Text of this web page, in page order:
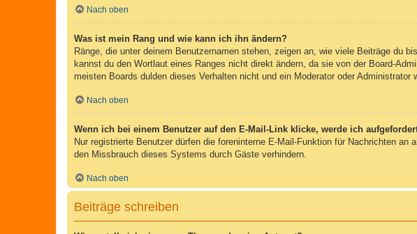
Nach oben
Was ist mein Rang und wie kann ich ihn ändern?
Ränge, die unter deinem Benutzernamen stehen, zeigen an, wie viele Beiträge du
kannst du den Wortlaut eines Ranges nicht direkt ändern, da sie von der Board-
meisten Boards dulden dieses Verhalten nicht und ein Moderator oder
Nach oben
Wenn ich bei einem Benutzer auf den E-Mail-Link klicke, werde ich
Nur registrierte Benutzer dürfen die foreninterne E-Mail-Funktion für Nachrichten
den Missbrauch dieses Systems durch Gäste verhindern.
Nach oben
Beiträge schreiben